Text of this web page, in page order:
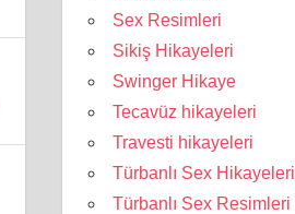
Sex Resimleri
Sikiş Hikayeleri
Swinger Hikaye
Tecavüz hikayeleri
Travesti hikayeleri
Türbanlı Sex Hikayeleri
Türbanlı Sex Resimleri